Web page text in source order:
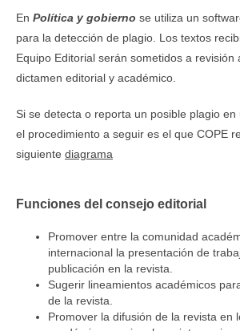
En Política y gobierno se utiliza un
para la detección de plagio. Los textos
Equipo Editorial serán sometidos a revisión
dictamen editorial y académico.
Si se detecta o reporta un posible plagio en
el procedimiento a seguir es el que COPE
siguiente diagrama
Funciones del consejo editorial
Promover entre la comunidad
internacional la presentación de
publicación en la revista.
Sugerir lineamientos académicos
de la revista.
Promover la difusión de la revista en